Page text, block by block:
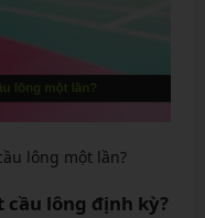
lông một lần?
cầu lông định kỳ?